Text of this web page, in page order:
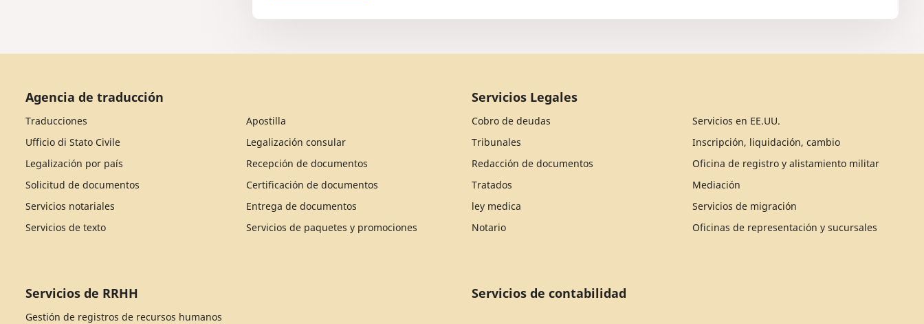
Agencia de traducción
Traducciones
Apostilla
Ufficio di Stato Civile
Legalización consular
Legalización por país
Recepción de documentos
Solicitud de documentos
Certificación de documentos
Servicios notariales
Entrega de documentos
Servicios de texto
Servicios de paquetes y promociones
Servicios Legales
Cobro de deudas
Servicios en EE.UU.
Tribunales
Inscripción, liquidación, cambio
Redacción de documentos
Oficina de registro y alistamiento militar
Tratados
Mediación
ley medica
Servicios de migración
Notario
Oficinas de representación y sucursales
Servicios de RRHH
Gestión de registros de recursos humanos
Servicios de contabilidad